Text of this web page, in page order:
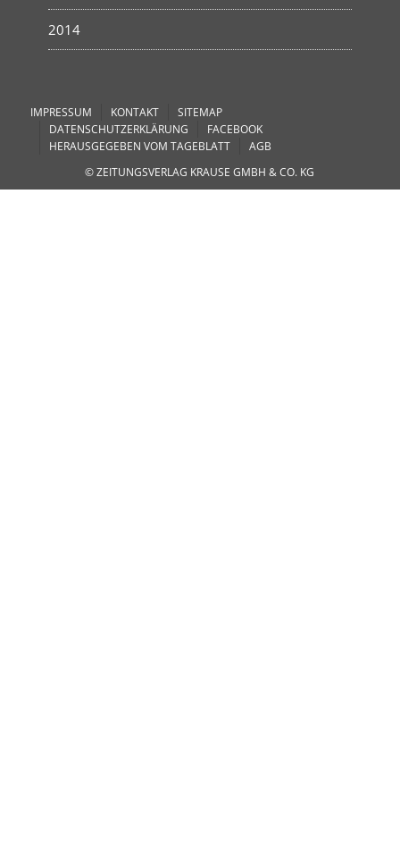
2014
IMPRESSUM KONTAKT
SITEMAP
DATENSCHUTZERKLÄRUNG
FACEBOOK
HERAUSGEGEBEN VOM TAGEBLATT
AGB
© ZEITUNGSVERLAG KRAUSE GMBH & CO. KG